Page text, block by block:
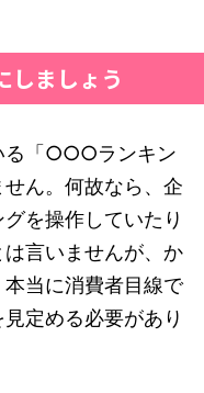
しましょう
る「○○○ランキン
ん。何故なら、企
を操作していたり
言いませんが、か
当に消費者目線で
定める必要があり